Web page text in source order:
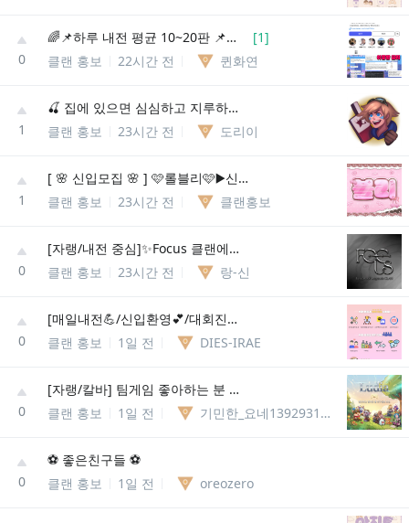
0
🌈📌하루 내전 평균 10~20판 📌점수, 승률제로 내전 운영 📌듀랭, 자랭, 칼바람, 롤체도 핫해! 📌성인 롤 톡방, 롤 디스코드 , 롤 내전 , 롤 클랜 [1]
클랜 홍보
22시간 전 퀸화연
1
🍒 집에 있으면 심심하고 지루하신 분들 저희 서버로 놀러와서 같이 대화하고 게임해요! 🍒
클랜 홍보
23시간 전 도리이
1
[ 🌸 신입모집 🌸 ] 🩷롤블리🩷▶️신생 롤메인성인종합게임방◀️ 🌸 다양한 동아리 개설 🌸
클랜 홍보
23시간 전 클랜홍보
0
[자랭/내전 중심]✨Focus 클랜에서 새로운 클랜원을 모집합니다!✨
클랜 홍보
23시간 전 랑-신
0
[매일내전💪/신입환영💕/대회진행🏆] 💜롤최몇에서 새로운 클랜원을 모집합니다💜
클랜 홍보
1일 전 DIES-IRAE
0
[자랭/칼바] 팀게임 좋아하는 분 대환영!!
클랜 홍보
1일 전 기민한_요네13929319375352
0
⚽ 좋은친구들 ⚽
클랜 홍보
1일 전 oreozero